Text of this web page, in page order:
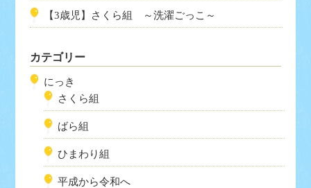
【3歳児】さくら組 ～洗濯ごっこ～
カテゴリー
にっき
さくら組
ばら組
ひまわり組
平成から令和へ